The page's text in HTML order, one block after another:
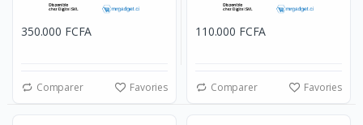
350.000 FCFA
Comparer Favories
110.000 FCFA
Comparer Favories